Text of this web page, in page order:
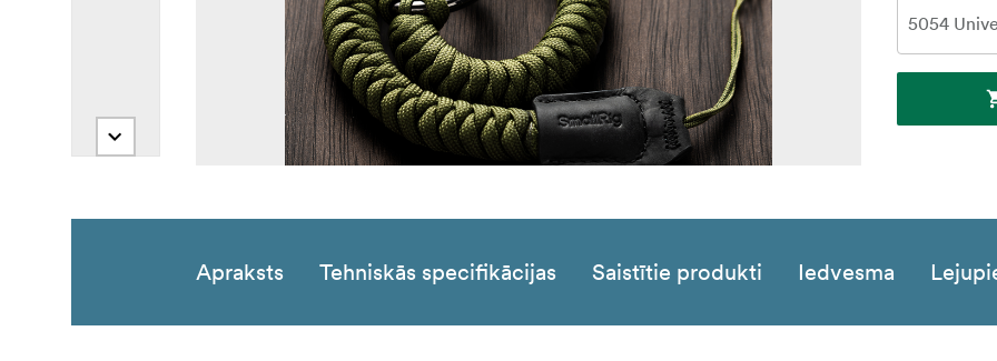
Apraksts Tehniskās specifikācijas Saistītie produkti Iedvesma